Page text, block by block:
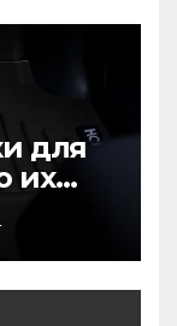
для
их